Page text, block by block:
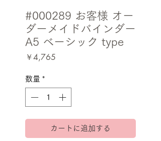
#000289 お客様 オー
ダーメイドバインダー
A5 ベーシック type
￥4,765
数量 *
カートに追加する